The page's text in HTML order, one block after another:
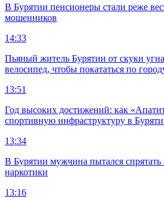
В Бурятии пенсионеры стали реже
мошенников
14:33
Пьяный житель Бурятии от скуки
велосипед, чтобы покататься по
13:51
Год высоких достижений: как
спортивную инфраструктуру в
13:34
В Бурятии мужчина пытался
наркотики
13:16